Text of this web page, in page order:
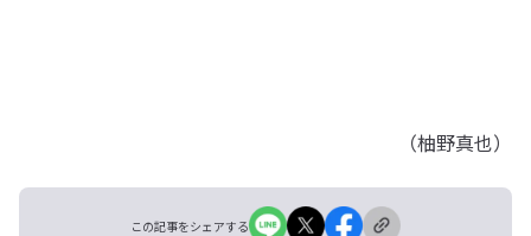
（柚野真也）
この記事をシェアする